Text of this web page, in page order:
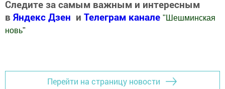
Следите за самым важным и интересным
в Яндекс Дзен и Телеграм канале " Шешминская
новь"
Перейти на страницу новости